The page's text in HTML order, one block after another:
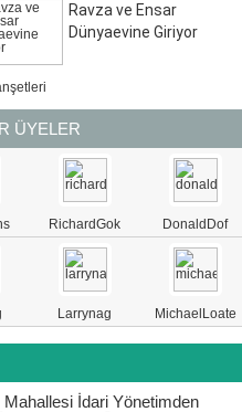
Ravza ve Ensar
Dünyaevine Giriyor
ÜYELER
RichardGok DonaldDof
Larrynag MichaelLoate
Mahallesi İdari Yönetimden